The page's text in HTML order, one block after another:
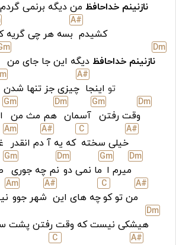
نازنینم خداحافظ من دیگه برنمی گردم
کشیدم
A#
بسه هر چی گریه
Dm
نازنینم خداحافظ دیگه این جا جای من
m
تو اینجا
A#
چیزی جز تنها شدن
Dm
وقت رفتن
Gm
آسمان
Dm
هم مث من
Gm
A#
خیلی سخته
C
که یه آ
A#
دم انقدر
Am
Dm
میرم ا
Gm
ما نمی دو
Dm
نم چه جوری
Gm
A#
من تو کو
C
چه های این
A#
شهر جوو
Am
Dm
هیشکی نیست که وقت رفتن پشت
A#
C